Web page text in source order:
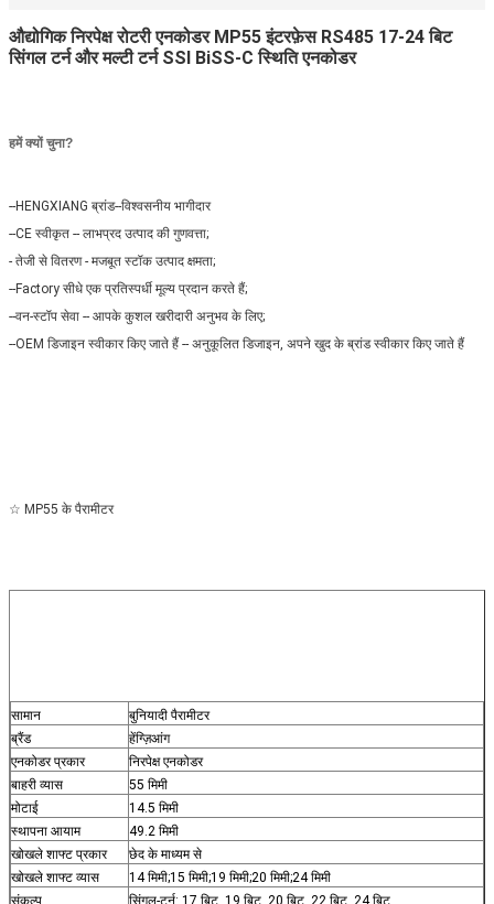
औद्योगिक निरपेक्ष रोटरी एनकोडर MP55 इंटरफ़ेस RS485 17-24 बिट
सिंगल टर्न और मल्टी टर्न SSI BiSS-C स्थिति एनकोडर
हमें क्यों चुना?
--HENGXIANG ब्रांड--विश्वसनीय भागीदार
--CE स्वीकृत -- लाभप्रद उत्पाद की गुणवत्ता;
- तेजी से वितरण - मजबूत स्टॉक उत्पाद क्षमता;
--Factory सीधे एक प्रतिस्पर्धी मूल्य प्रदान करते हैं;
--वन-स्टॉप सेवा -- आपके कुशल खरीदारी अनुभव के लिए;
--OEM डिजाइन स्वीकार किए जाते हैं -- अनुकूलित डिजाइन, अपने खुद के ब्रांड स्वीकार किए जाते हैं
☆ MP55 के पैरामीटर
सामान
बुनियादी पैरामीटर
ब्रैंड
हेंग्ज़िआंग
एनकोडर प्रकार
निरपेक्ष एनकोडर
बाहरी व्यास
55 मिमी
मोटाई
14.5 मिमी
स्थापना आयाम
49.2 मिमी
खोखले शाफ्ट प्रकार
छेद के माध्यम से
खोखले शाफ्ट व्यास
14 मिमी;15 मिमी;19 मिमी;20 मिमी;24 मिमी
संकल्प
सिंगल-टर्न: 17 बिट, 19 बिट, 20 बिट, 22 बिट, 24 बिट